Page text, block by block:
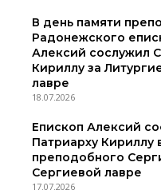
В день памяти
Радонежского
Алексий сослужил
Кириллу за
лавре
18.07.2026
Епископ Алексий
Патриарху Кириллу
преподобного
Сергиевой лавре
17.07.2026